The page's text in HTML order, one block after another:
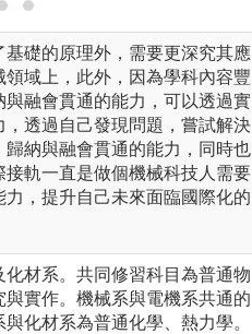
礎的原理外，需要更深究其應
域上，此外，因為學科內容豐
融會貫通的能力，可以透過實
透過自己發現問題，嘗試解決
納與融會貫通的能力，同時也
軌一直是做個機械科技人需要
，提升自己未來面臨國際化的
材系。共同修習科目為普通物
實作。機械系與電機系共通的
化材系為普通化學、熱力學。